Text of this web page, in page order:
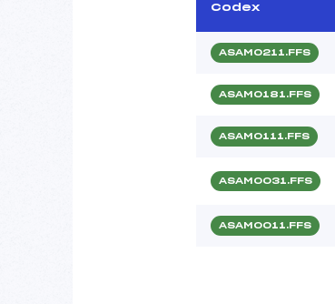
Codex
ASAM0211.FFS
ASAM0181.FFS
ASAM0111.FFS
ASAM0031.FFS
ASAM0011.FFS